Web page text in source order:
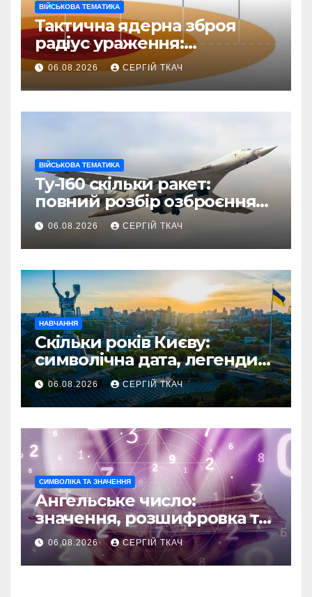
ВІЙСЬКОВА ТЕМАТИКА
Тактична ядерна зброя
радіус ураження:
детальний розбір зон
знищення
06.08.2026 СЕРГІЙ ТКАЧ
ВІЙСЬКОВА ТЕМАТИКА
Ту-160 скільки ракет:
повний розбір озброєння
стратегічного
бомбардувальника
06.08.2026 СЕРГІЙ ТКАЧ
НАВЧАННЯ
Скільки років Києву:
символічна дата, легенди
та те, що кажуть історики
06.08.2026 СЕРГІЙ ТКАЧ
СИМВОЛІКА ТА ЗНАЧЕННЯ
Ангельське число:
значення, розшифровка та
послання
06.08.2026 СЕРГІЙ ТКАЧ